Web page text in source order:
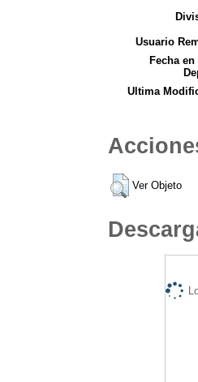
Usuario
Fecha
Ultima
Ver Objeto